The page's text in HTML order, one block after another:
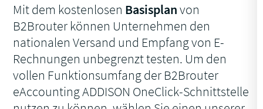
Mit dem kostenlosen Basisplanvon
B2Brouter können Unternehmen den
nationalen Versand und Empfang von E-
Rechnungen unbegrenzt testen. Um den
vollen Funktionsumfang der B2Brouter
eAccounting ADDISON OneClick-Schnittstelle